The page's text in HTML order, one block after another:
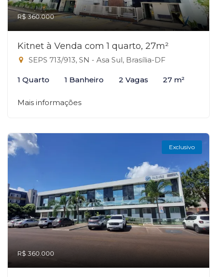
R$ 360.000
Kitnet à Venda com 1 quarto, 27m²
SEPS 713/913, SN - Asa Sul, Brasília-DF
1 Quarto 1 Banheiro 2 Vagas 27 m²
Mais informações
Exclusivo
R$ 360.000